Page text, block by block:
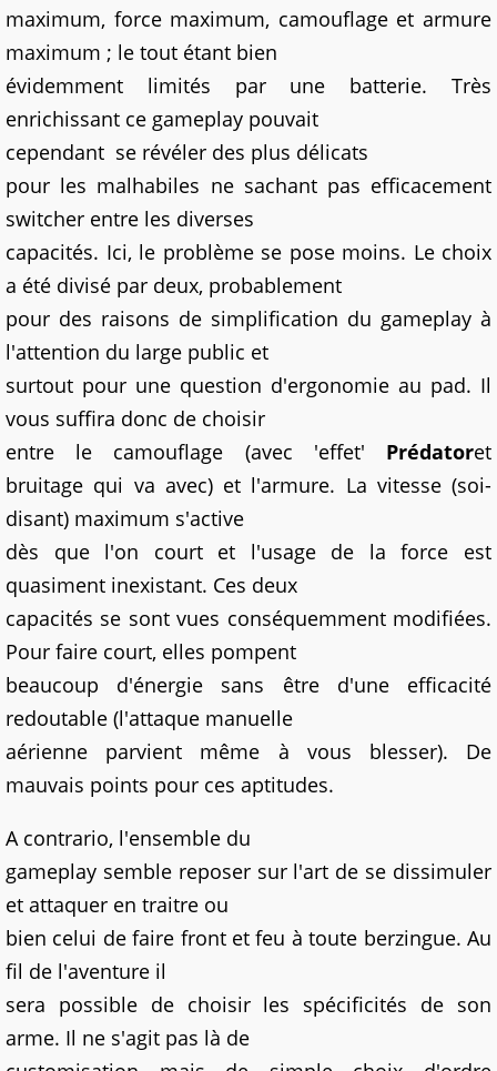
maximum, force maximum, camouflage et armure
maximum ; le tout étant bien
évidemment limités par une batterie. Très
enrichissant ce gameplay pouvait
cependant se révéler des plus délicats
pour les malhabiles ne sachant pas efficacement
switcher entre les diverses
capacités. Ici, le problème se pose moins. Le choix
a été divisé par deux, probablement
pour des raisons de simplification du gameplay à
l'attention du large public et
surtout pour une question d'ergonomie au pad. Il
vous suffira donc de choisir
entre le camouflage (avec 'effet' Prédatoret
bruitage qui va avec) et l'armure. La vitesse (soi-
disant) maximum s'active
dès que l'on court et l'usage de la force est
quasiment inexistant. Ces deux
capacités se sont vues conséquemment modifiées.
Pour faire court, elles pompent
beaucoup d'énergie sans être d'une efficacité
redoutable (l'attaque manuelle
aérienne parvient même à vous blesser). De
mauvais points pour ces aptitudes.
A contrario, l'ensemble du
gameplay semble reposer sur l'art de se dissimuler
et attaquer en traitre ou
bien celui de faire front et feu à toute berzingue. Au
fil de l'aventure il
sera possible de choisir les spécificités de son
arme. Il ne s'agit pas là de